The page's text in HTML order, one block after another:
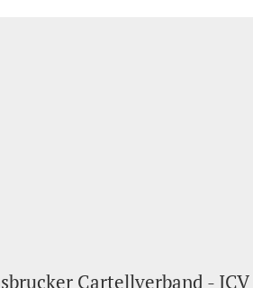
Cartellverband - ICV